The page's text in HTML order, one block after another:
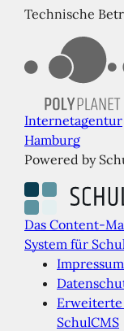
Technische
Internetagentur
Hamburg
Powered by
Das Content-
System für
SchulCMS